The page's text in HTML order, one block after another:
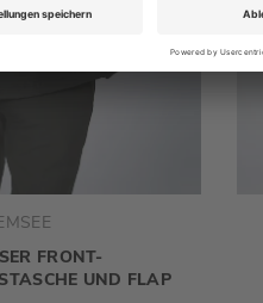
FRONT-R
UND FLAP